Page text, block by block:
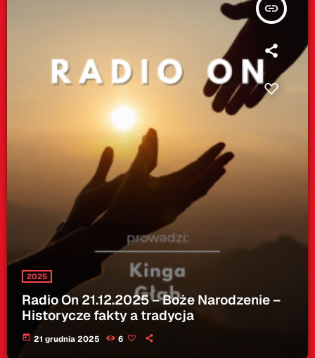
insert_link
2025
Radio On 21.12.2025 – Boże Narodzenie –
Historycze fakty a tradycja
today 21 grudnia 2025 6